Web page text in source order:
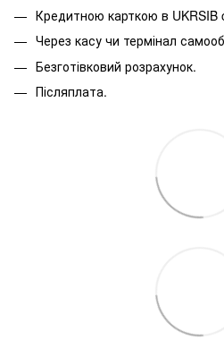
Кредитною карткою в UKRSIB
Через касу чи термінал
Безготівковий розрахунок.
Післяплата.